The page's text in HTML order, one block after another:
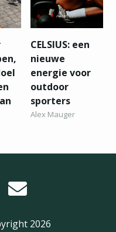
CELSIUS: een
nieuwe
energie voor
outdoor
sporters
Alex Mauger
2026